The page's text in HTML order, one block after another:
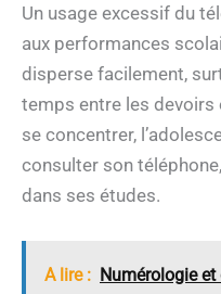
Un usage excessif du
aux performances
disperse facilement,
temps entre les devoirs
se concentrer,
consulter son
dans ses études.
A lire : Numérologie et